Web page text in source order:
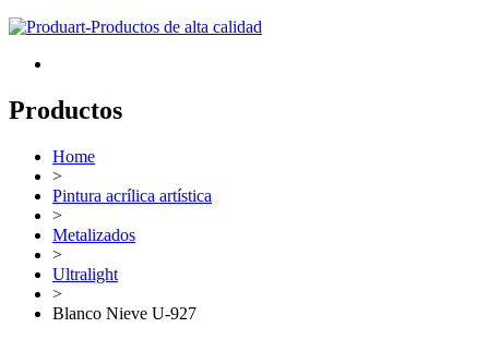
Productos
Home
>
Pintura acrílica artística
>
Metalizados
>
Ultralight
>
Blanco Nieve U-927